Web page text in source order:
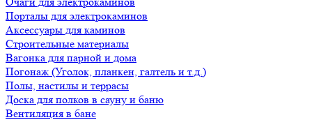
Порталы для электрокаминов
Аксессуары для каминов
Строительные материалы
Вагонка для парной и дома
Погонаж (Уголок, планкен, галтель и т.д.)
Полы, настилы и террасы
Доска для полков в сауну и баню
Вентиляция в бане